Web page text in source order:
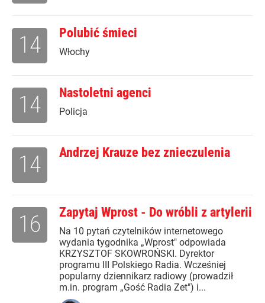
Polubić śmieci
Włochy
14
Nastoletni agenci
Policja
14
Andrzej Krauze bez znieczulenia
14
Zapytaj Wprost - Do wróbli z artylerii
Na 10 pytań czytelników internetowego
wydania tygodnika „Wprost" odpowiada
KRZYSZTOF SKOWROŃSKI. Dyrektor
programu III Polskiego Radia. Wcześniej
popularny dziennikarz radiowy (prowadził
m.in. program „Gość Radia Zet") i...
16